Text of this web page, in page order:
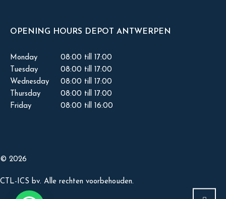
OPENING HOURS DEPOT ANTWERPEN
Monday
08:00 till 17:00
Tuesday
08:00 till 17:00
Wednesday
08:00 till 17:00
Thursday
08:00 till 17:00
Friday
08:00 till 16:00
© 2026
CTL-ICS bv. Alle rechten voorbehouden.